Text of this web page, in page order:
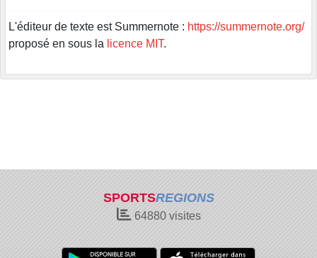
L'éditeur de texte est Summernote : https://summernote.org/
proposé en sous la licence MIT.
SPORTSREGIONS
64880visites